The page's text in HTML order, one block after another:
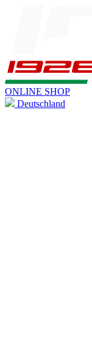
ONLINE SHOP
Deutschland